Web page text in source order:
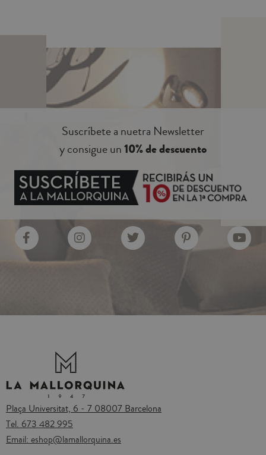
Suscríbete a nuetra Newsletter
y consigue un10% de descuento
Plaça Universitat, 6 - 7 08007 Barcelona
Tel. 673 482 995
Email: eshop@lamallorquina.es